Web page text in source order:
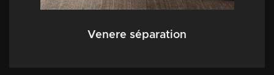
Venere séparation